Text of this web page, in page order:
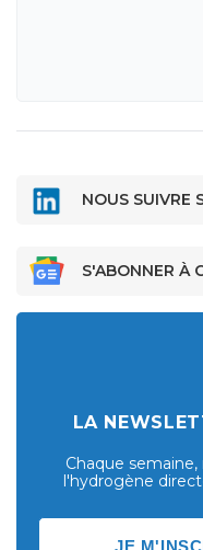
NOUS SUIVRE
S'ABONNER À
LA
Chaque
l'hydrogène
JE